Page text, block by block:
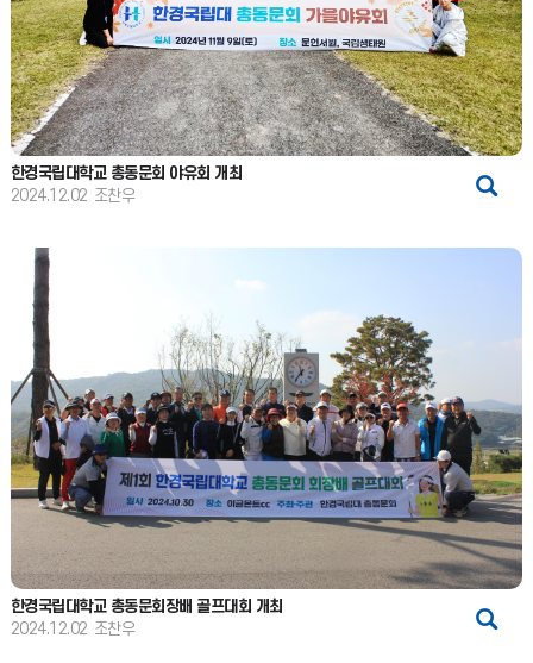
한경국립대학교 총동문회 야유회 개최
2024.12.02 조찬우
한경국립대학교 총동문회장배 골프대회 개최
2024.12.02 조찬우